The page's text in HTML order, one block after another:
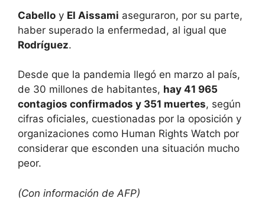
Cabello y El Aissami aseguraron, por su parte,
haber superado la enfermedad, al igual que
Rodríguez.
Desde que la pandemia llegó en marzo al país,
de 30 millones de habitantes, hay 41 965
contagios confirmados y 351 muertes, según
cifras oficiales, cuestionadas por la oposición y
organizaciones como Human Rights Watch por
considerar que esconden una situación mucho
peor.
(Con información de AFP)